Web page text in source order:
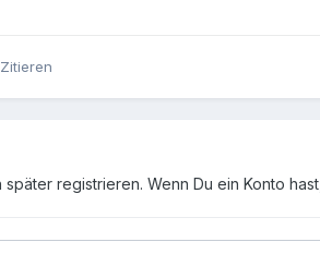
Zitieren
registrieren. Wenn Du ein Konto hast,